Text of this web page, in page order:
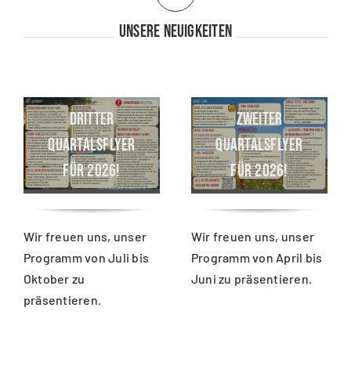
Unsere Neuigkeiten
DRITTER
QUARTALSFLYER
FÜR 2026!
Wir freuen uns, unser
Programm von Juli bis
Oktober zu
präsentieren.
ZWEITER
QUARTALSFLYER
FÜR 2026!
Wir freuen uns, unser
Programm von April bis
Juni zu präsentieren.